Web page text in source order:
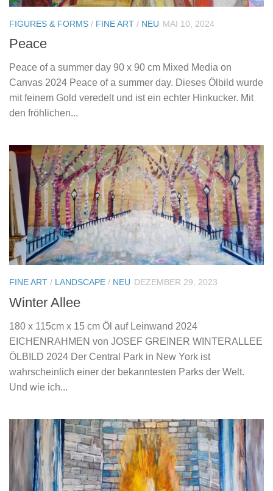
FIGURES & FORMS / FINE ART / NEU MAI 10, 2024
Peace
Peace of a summer day 90 x 90 cm Mixed Media on
Canvas 2024 Peace of a summer day. Dieses Ölbild wurde
mit feinem Gold veredelt und ist ein echter Hinkucker. Mit
den fröhlichen...
FINE ART / LANDSCAPE / NEU DEZEMBER 29, 2023
Winter Allee
180 x 115cm x 15 cm Öl auf Leinwand 2024
EICHENRAHMEN von JOSEF GREINER WINTERALLEE
ÖLBILD 2024 Der Central Park in New York ist
wahrscheinlich einer der bekanntesten Parks der Welt.
Und wie ich...